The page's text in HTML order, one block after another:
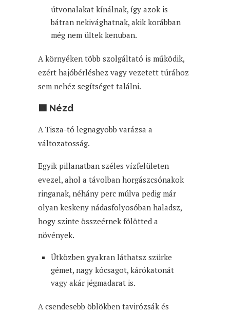
útvonalakat kínálnak, így azok is
bátran nekivághatnak, akik korábban
még nem ültek kenuban.
A környéken több szolgáltató is működik,
ezért hajóbérléshez vagy vezetett túrához
sem nehéz segítséget találni.
🟩 Nézd
A Tisza-tó legnagyobb varázsa a
változatosság.
Egyik pillanatban széles vízfelületen
evezel, ahol a távolban horgászcsónakok
ringanak, néhány perc múlva pedig már
olyan keskeny nádasfolyosóban haladsz,
hogy szinte összeérnek fölötted a
növények.
Útközben gyakran láthatsz szürke
gémet, nagy kócsagot, kárókatonát
vagy akár jégmadarat is.
A csendesebb öblökben tavirózsák és